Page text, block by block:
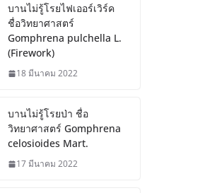
บานไม่รู้โรยไฟเออร์เวิร์ค
ชื่อวิทยาศาสตร์
Gomphrena pulchella L.
(Firework)
18 มีนาคม 2022
บานไม่รู้โรยป่า ชื่อ
วิทยาศาสตร์ Gomphrena
celosioides Mart.
17 มีนาคม 2022